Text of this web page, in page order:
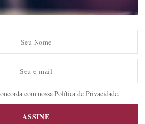
com nossa Política de Privacidade.